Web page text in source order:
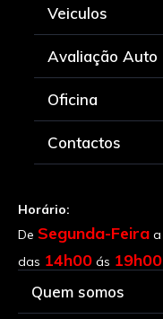
Veiculos
Avaliação Auto
Oficina
Contactos
Horário:
De Segunda-Feira a
das 14h00 ás 19h00
Quem somos